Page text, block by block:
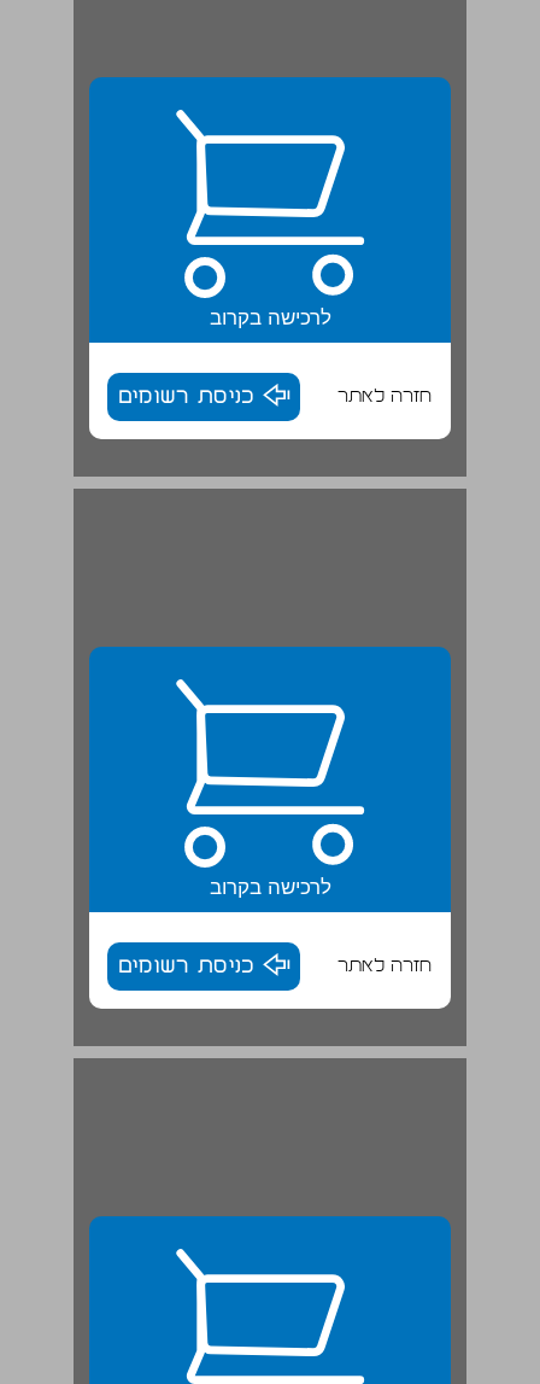
לרכישה בקרוב
חזרה לאתר כניסת רשומים
לרכישה בקרוב
חזרה לאתר כניסת רשומים
יחידה 1: צורה וצבע ... 7